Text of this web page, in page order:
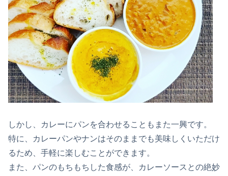
しかし、カレーにパンを合わせることもまた一興です。
特に、カレーパンやナンはそのままでも美味しくいただけ
るため、手軽に楽しむことができます。
また、パンのもちもちした食感が、カレーソースとの絶妙